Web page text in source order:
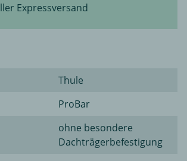
Expressversand
Thule
ProBar
ohne besondere
Dachträgerbefestigung